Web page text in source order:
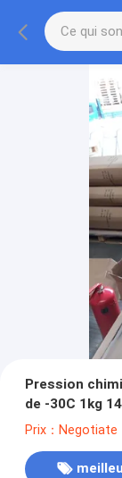
Pression
de -30C 1kg 14
Prix：Negotiate